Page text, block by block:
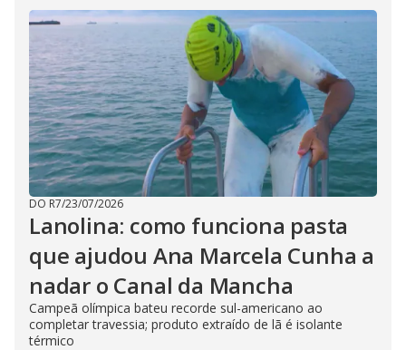
DO R7/23/07/2026
Lanolina: como funciona pasta
que ajudou Ana Marcela Cunha a
nadar o Canal da Mancha
Campeã olímpica bateu recorde sul-americano ao
completar travessia; produto extraído de lã é isolante
térmico